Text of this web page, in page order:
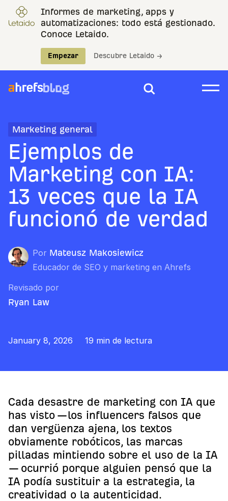
Informes de marketing, apps y
automatizaciones: todo está gestionado.
Conoce Letaido.
Empezar Descubre Letaido →
Marketing general
Ejemplos de
Marketing con IA:
13 veces que la IA
funcionó de verdad
Por Mateusz Makosiewicz
Educador de SEO y marketing en Ahrefs
Revisado por
Ryan Law
January 8, 2026 19 min de lectura
Cada desastre de marketing con IA que
has visto —los influencers falsos que
dan vergüenza ajena, los textos
obviamente robóticos, las marcas
pilladas mintiendo sobre el uso de la IA
— ocurrió porque alguien pensó que la
IA podía sustituir a la estrategia, la
creatividad o la autenticidad.